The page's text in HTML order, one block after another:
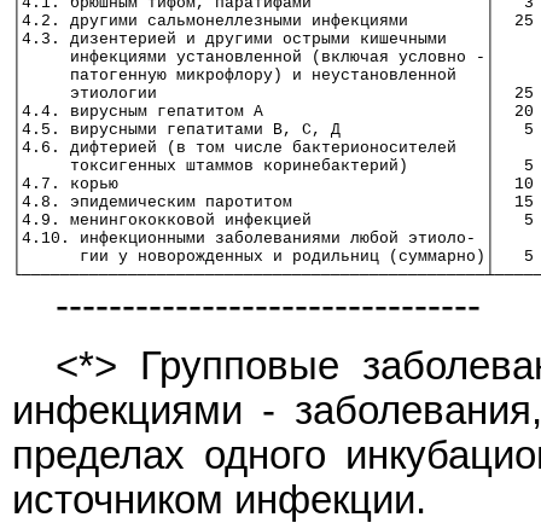
│4.2. другими сальмонеллезными инфекциями        │
│4.3. дизентерией и другими острыми кишечными
│     инфекциями установленной (включая условно
│     патогенную микрофлору) и неустановленной
│     этиологии                                  │  25 и
│4.4. вирусным гепатитом А                       │  20
│4.5. вирусными гепатитами В, С, Д               │   5
│4.6. дифтерией (в том числе бактерионосителей
│     токсигенных штаммов коринебактерий)        │
│4.7. корью                                      │  10 и
│4.8. эпидемическим паротитом                    │  15
│4.9. менингококковой инфекцией                  │   5
│4.10. инфекционными заболеваниями любой этиоло-
│      гии у новорожденных и родильниц (суммарно)│
--------------------------------
<*> Групповые
инфекциями -
пределах одного
источником инфекции.